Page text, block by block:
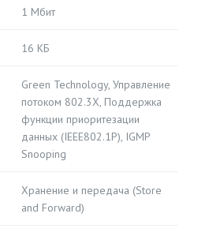
1 Мбит
16 КБ
Green Technology, Управление
потоком 802.3X, Поддержка
функции приоритезации
данных (IEEE802.1P), IGMP
Snooping
Хранение и передача (Store
and Forward)